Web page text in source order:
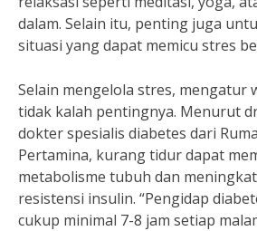
dalam. Selain itu, penting juga
situasi yang dapat memicu stres
Selain mengelola stres, mengatur
tidak kalah pentingnya. Menurut
dokter spesialis diabetes dari
Pertamina, kurang tidur dapat
metabolisme tubuh dan
resistensi insulin. “Pengidap
cukup minimal 7-8 jam setiap